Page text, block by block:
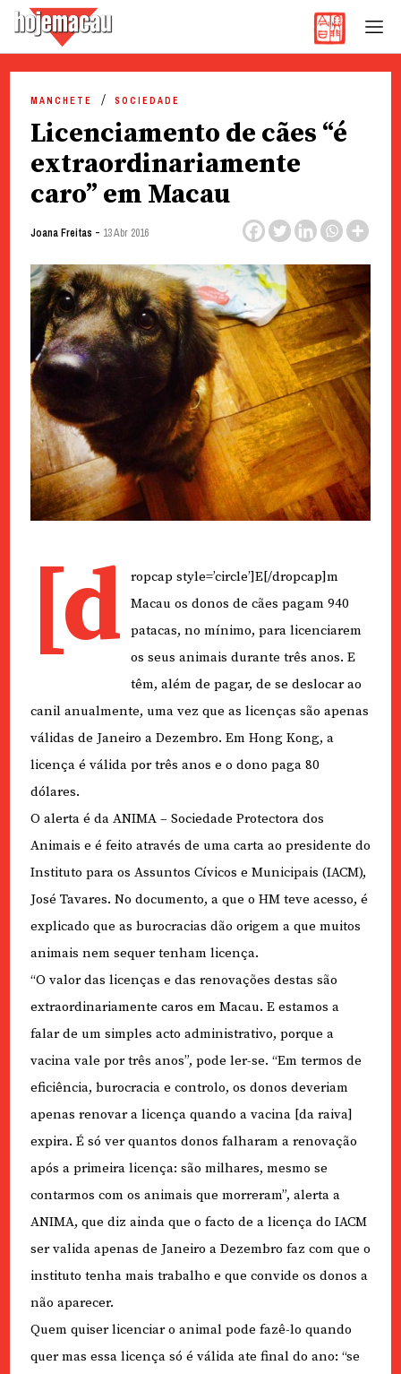
content
MANCHETE SOCIEDADE
Licenciamento de cães “é
extraordinariamente
caro” em Macau
Joana Freitas - 13 Abr 2016
[d
ropcap style=’circle’]E[/dropcap]m
Macau os donos de cães pagam 940
patacas, no mínimo, para licenciarem
os seus animais durante três anos. E
têm, além de pagar, de se deslocar ao
canil anualmente, uma vez que as licenças são apenas
válidas de Janeiro a Dezembro. Em Hong Kong, a
licença é válida por três anos e o dono paga 80
dólares.
O alerta é da ANIMA – Sociedade Protectora dos
Animais e é feito através de uma carta ao presidente do
Instituto para os Assuntos Cívicos e Municipais (IACM),
José Tavares. No documento, a que o HM teve acesso, é
explicado que as burocracias dão origem a que muitos
animais nem sequer tenham licença.
“O valor das licenças e das renovações destas são
extraordinariamente caros em Macau. E estamos a
falar de um simples acto administrativo, porque a
vacina vale por três anos”, pode ler-se. “Em termos de
eficiência, burocracia e controlo, os donos deveriam
apenas renovar a licença quando a vacina [da raiva]
expira. É só ver quantos donos falharam a renovação
após a primeira licença: são milhares, mesmo se
contarmos com os animais que morreram”, alerta a
ANIMA, que diz ainda que o facto de a licença do IACM
ser valida apenas de Janeiro a Dezembro faz com que o
instituto tenha mais trabalho e que convide os donos a
não aparecer.
Quem quiser licenciar o animal pode fazê-lo quando
quer mas essa licença só é válida ate final do ano: “se